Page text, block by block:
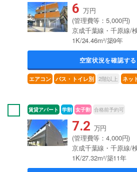
6 万円
(管理費等：5,000円)
京成千葉線・千原線/
1K/24.46m²/築9年
空室状況を確認する
エアコン バス・トイレ別 2階以上 ネッ
賃貸アパート 学割 女子割 合格前予約可
7.2 万円
(管理費等：4,000円)
京成千葉線・千原線/
1K/27.32m²/築11年